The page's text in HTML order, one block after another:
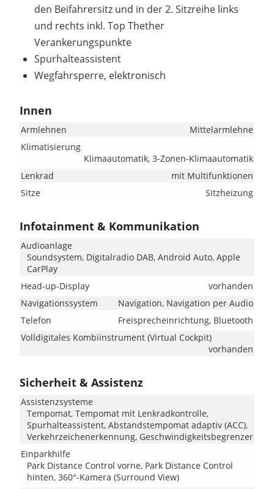
den Beifahrersitz und in der 2. Sitzreihe links
und rechts inkl. Top Thether
Verankerungspunkte
Spurhalteassistent
Wegfahrsperre, elektronisch
Innen
Armlehnen
Mittelarmlehne
Klimatisierung
Klimaautomatik, 3-Zonen-Klimaautomatik
Lenkrad
mit Multifunktionen
Sitze
Sitzheizung
Infotainment & Kommunikation
Audioanlage
Soundsystem, Digitalradio DAB, Android Auto, Apple
CarPlay
Head-up-Display
vorhanden
Navigationssystem
Navigation, Navigation per Audio
Telefon
Freisprecheinrichtung, Bluetooth
Volldigitales Kombiinstrument (Virtual Cockpit)
vorhanden
Sicherheit & Assistenz
Assistenzsysteme
Tempomat, Tempomat mit Lenkradkontrolle,
Spurhalteassistent, Abstandstempomat adaptiv (ACC),
Verkehrzeichenerkennung, Geschwindigkeitsbegrenzer
Einparkhilfe
Park Distance Control vorne, Park Distance Control
hinten, 360°-Kamera (Surround View)